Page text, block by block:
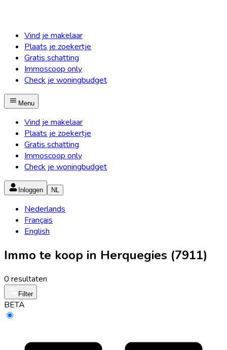
Vind je makelaar
Plaats je zoekertje
Gratis schatting
Immoscoop only
Check je woningbudget
Menu
Vind je makelaar
Plaats je zoekertje
Gratis schatting
Immoscoop only
Check je woningbudget
Inloggen NL
Nederlands
Français
English
Immo te koop in Herquegies (7911)
0 resultaten
Filter
BETA